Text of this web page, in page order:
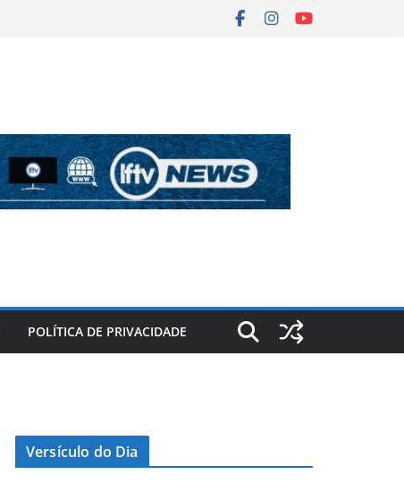
POLÍTICA DE PRIVACIDADE
Versículo do Dia